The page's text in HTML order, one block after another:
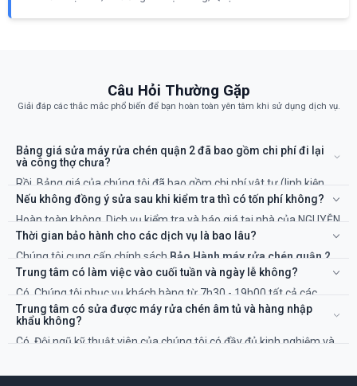
Câu Hỏi Thường Gặp
Giải đáp các thắc mắc phổ biến để bạn hoàn toàn yên tâm khi sử dụng dịch vụ.
Bảng giá sửa máy rửa chén quận 2 đã bao gồm chi phí đi lại
và công thợ chưa?
Rồi. Bảng giá của chúng tôi đã bao gồm chi phí vật tư (linh kiện
nếu có) và công của kỹ thuật viên. Sẽ không có chi phí ẩn nào
Nếu không đồng ý sửa sau khi kiểm tra thì có tốn phí không?
Hoàn toàn không. Dịch vụ kiểm tra và báo giá tại nhà của NGUYỄN
KIM là miễn phí 100%. Bạn chỉ thanh toán khi đồng ý với phương
án và chi phí sửa chữa.
Thời gian bảo hành cho các dịch vụ là bao lâu?
Chúng tôi cung cấp chính sách Bảo Hành máy rửa chén quận 2
TP.HCMrõ ràng, từ 6 đến 12 tháng tùy thuộc vào hạng mục sửa
chữa và linh kiện thay thế. Thời gian cụ thể sẽ được ghi rõ trên
phiếu bảo hành.
Trung tâm có làm việc vào cuối tuần và ngày lễ không?
Có. Chúng tôi phục vụ khách hàng từ 7h30 - 19h00 tất cả các
ngày trong tuần, kể cả Thứ 7, Chủ Nhật và các ngày Lễ, Tết để đáp
ứng nhu cầu cấp thiết của bạn.
Trung tâm có sửa được máy rửa chén âm tủ và hàng nhập
khẩu không?
Có. Đội ngũ kỹ thuật viên của chúng tôi có đầy đủ kinh nghiệm và